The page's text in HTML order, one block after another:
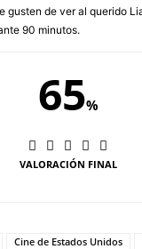
gusten de ver al querido
90 minutos.
65%
VALORACIÓN FINAL
Cine de Estados Unidos